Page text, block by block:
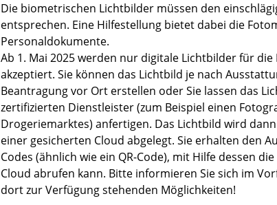
Die biometrischen Lichtbilder müssen den
entsprechen. Eine Hilfestellung bietet dabei die
Personaldokumente.
Ab 1. Mai 2025 werden nur digitale Lichtbilder für die
akzeptiert. Sie können das Lichtbild je nach
Beantragung vor Ort erstellen oder Sie lassen das
zertifizierten Dienstleister (zum Beispiel einen
Drogeriemarktes) anfertigen. Das Lichtbild wird
einer gesicherten Cloud abgelegt. Sie erhalten den
Codes (ähnlich wie ein QR-Code), mit Hilfe dessen
Cloud abrufen kann. Bitte informieren Sie sich im
dort zur Verfügung stehenden Möglichkeiten!